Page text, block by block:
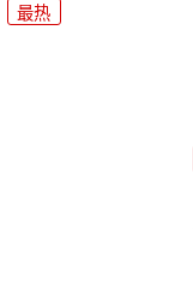
最热